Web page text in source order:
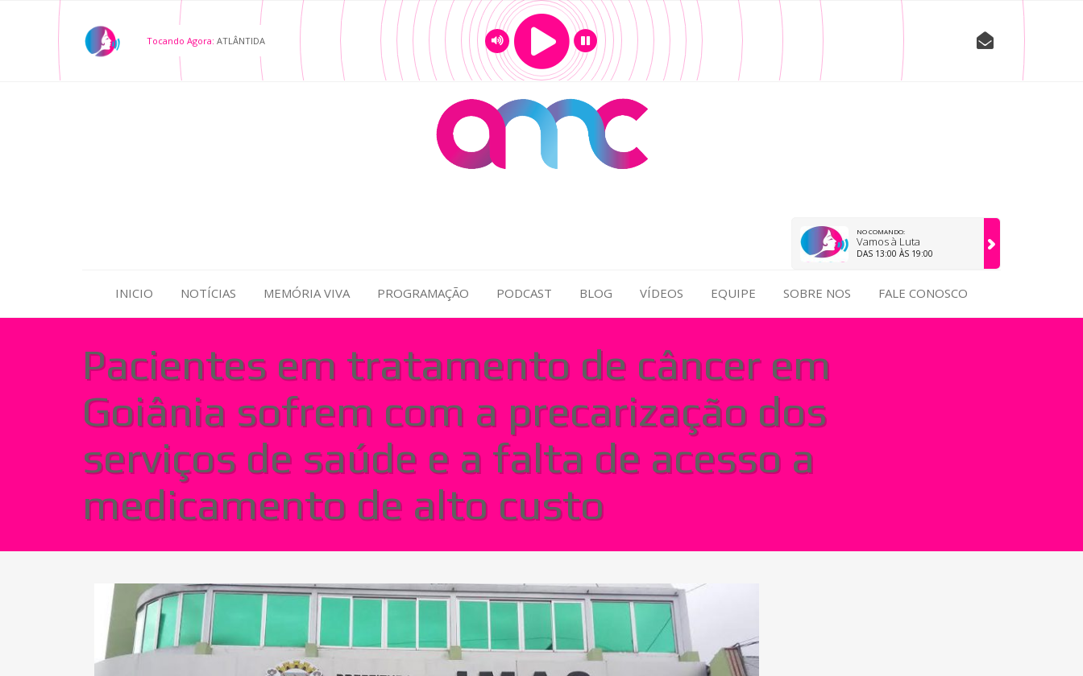
Tocando Agora: ATLÂNTIDA
NO COMANDO:
Vamos à Luta
DAS 13:00 ÀS 19:00
INICIO NOTÍCIAS MEMÓRIA VIVA PROGRAMAÇÃO PODCAST BLOG VÍDEOS EQUIPE SOBRE NOS FALE CONOSCO
Pacientes em tratamento de câncer em
Goiânia sofrem com a precarização dos
serviços de saúde e a falta de acesso a
medicamento de alto custo